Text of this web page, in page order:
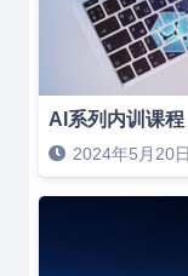
AI系列内训课
2024年5月20日